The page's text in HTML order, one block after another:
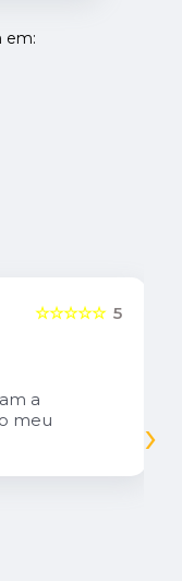
em:
5
☆☆☆☆☆
a
meu
›